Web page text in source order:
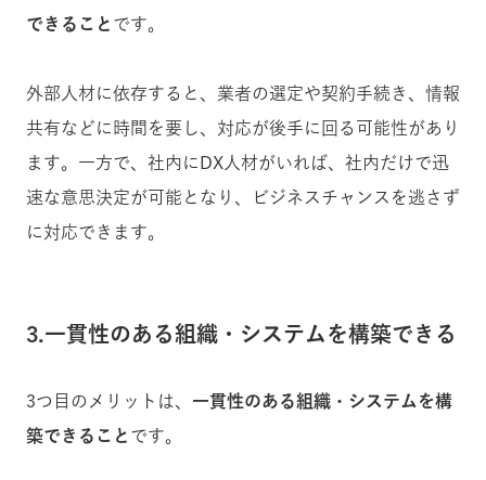
できること です。
外部人材に依存すると、業者の選定や契約手続き、情報
共有などに時間を要し、対応が後手に回る可能性があり
ます。一方で、社内にDX人材がいれば、社内だけで迅
速な意思決定が可能となり、ビジネスチャンスを逃さず
に対応できます。
3.一貫性のある組織・システムを構築できる
3つ目のメリットは、 一貫性のある組織・システムを構
築できること です。